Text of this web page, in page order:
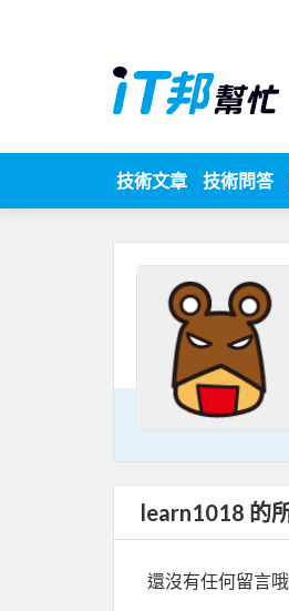
技術文章 技術問答
learn1018 的
還沒有任何留言哦